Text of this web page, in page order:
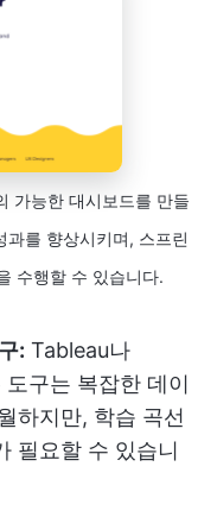
가능한 대시보드를 만들
를 향상시키며, 스프린
수행할 수 있습니다.
: Tableau나
구는 복잡한 데이
하지만, 학습 곡선
필요할 수 있습니